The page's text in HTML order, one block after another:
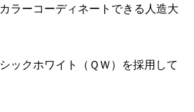
ラーコーディネートできる人造大
ックホワイト（ＱＷ）を採用して